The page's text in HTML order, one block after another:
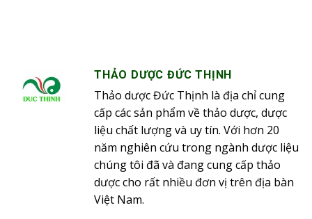
THẢO DƯỢC ĐỨC THỊNH
Thảo dược Đức Thịnh là địa chỉ cung
cấp các sản phẩm về thảo dược, dược
liệu chất lượng và uy tín. Với hơn 20
năm nghiên cứu trong ngành dược liệu
chúng tôi đã và đang cung cấp thảo
dược cho rất nhiều đơn vị trên địa bàn
Việt Nam.